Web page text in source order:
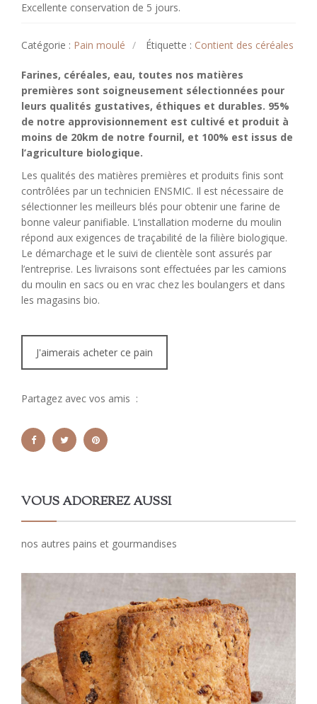
Excellente conservation de 5 jours.
Catégorie : Pain moulé Étiquette : Contient des céréales
Farines, céréales, eau, toutes nos matières
premières sont soigneusement sélectionnées pour
leurs qualités gustatives, éthiques et durables. 95%
de notre approvisionnement est cultivé et produit à
moins de 20km de notre fournil, et 100% est issus de
l’agriculture biologique.
Les qualités des matières premières et produits finis sont
contrôlées par un technicien ENSMIC. Il est nécessaire de
sélectionner les meilleurs blés pour obtenir une farine de
bonne valeur panifiable. L’installation moderne du moulin
répond aux exigences de traçabilité de la filière biologique.
Le démarchage et le suivi de clientèle sont assurés par
l’entreprise. Les livraisons sont effectuées par les camions
du moulin en sacs ou en vrac chez les boulangers et dans
les magasins bio.
J'aimerais acheter ce pain
Partagez avec vos amis :
VOUS ADOREREZ AUSSI
nos autres pains et gourmandises